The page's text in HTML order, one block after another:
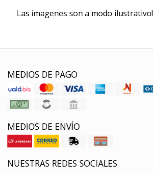
Las imagenes son a modo ilustrativo!
MEDIOS DE PAGO
MEDIOS DE ENVÍO
NUESTRAS REDES SOCIALES